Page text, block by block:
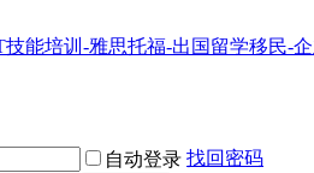
能培训-雅思托福-出国留学移民-
自动登录 找回密码